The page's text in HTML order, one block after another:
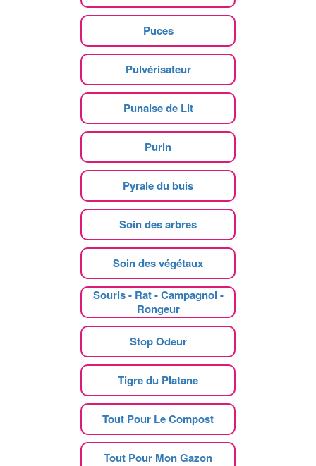
Puces
Pulvérisateur
Punaise de Lit
Purin
Pyrale du buis
Soin des arbres
Soin des végétaux
Souris - Rat - Campagnol -
Rongeur
Stop Odeur
Tigre du Platane
Tout Pour Le Compost
Tout Pour Mon Gazon